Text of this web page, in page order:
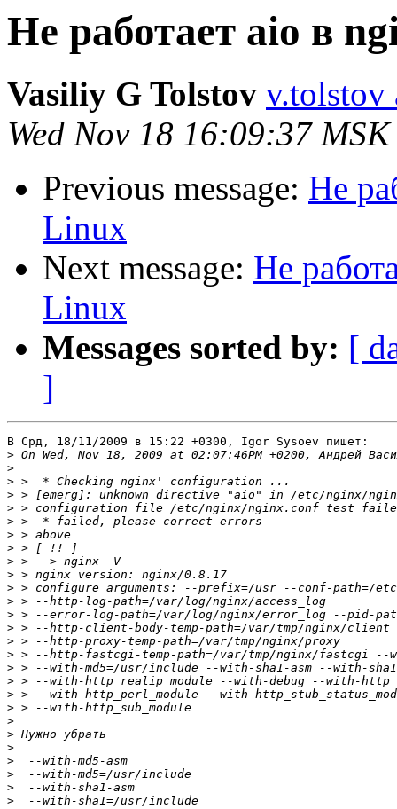
Не работает aio в
Vasiliy G Tolstov v.tolstov
Wed Nov 18 16:09:37
Previous message: Не
Linux
Next message: Не
Linux
Messages sorted by: [
]
В Срд, 18/11/2009 в 15:22 +0300, Igor Sysoev пишет:
>
>
>
>
>
>
>
>
>
>
>
>
>
>
>
>
>
>
>
>
>
>
>
>
>
>
>